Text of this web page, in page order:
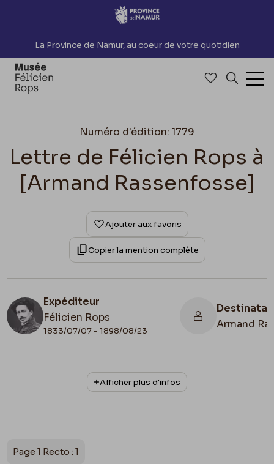
Accèder directement au contenu
La Province de Namur, au coeur de votre quotidien
Accéder à
Numéro d'édition: 1779
Lettre de Félicien Rops à
[Armand Rassenfosse]
Ajouter aux favoris
Copier la mention complète
Expéditeur
Félicien Rops
1833/07/07 - 1898/08/23
Armand
N° d'inventaire
II/6957/19/108
Collationnage
Autographe
Cachet réception
Afficher plus d'infos
Page 1 Recto : 1